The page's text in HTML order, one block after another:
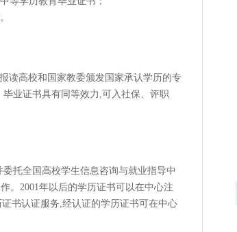
读高校和国家教委颁发国家承认学历的专
业证书具有同等效力,可入社保、评职
托全国高校学生信息咨询与就业指导中
。2001年以后的学历证书可以在中心注
书认证服务,经认证的学历证书可在中心